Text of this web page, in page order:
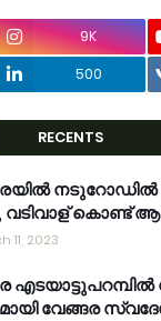
9K
500
RECENTS
വടിവാള് കൊണ്ട്
11, 2023
എടയാട്ടുപറമ്പിൽ
വേങ്ങര